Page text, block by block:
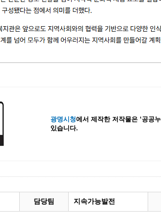
광명시청에서 제작한 저작물은 ‘공공누
있습니다.
담당팀 지속가능발전